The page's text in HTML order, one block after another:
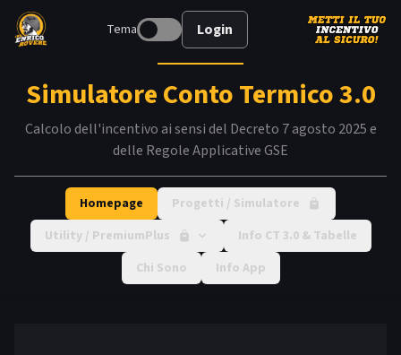
Tema Login
Simulatore Conto Termico 3.0
Calcolo dell'incentivo ai sensi del Decreto 7 agosto 2025 e
delle Regole Applicative GSE
Homepage
Progetti / Simulatore
Utility / PremiumPlus
Info CT 3.0 & Tabelle
Chi Sono
Info App